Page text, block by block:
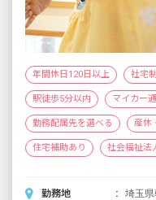
年間休日120日以上 社宅
駅徒歩5分以内 マイカー
勤務配属先を選べる 産休
住宅補助あり 社会福祉法
勤務地
埼玉